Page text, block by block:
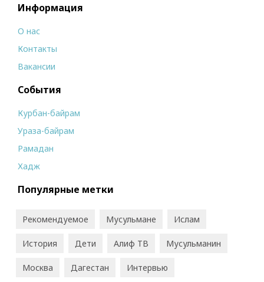
Информация
О нас
Контакты
Вакансии
События
Курбан-байрам
Ураза-байрам
Рамадан
Хадж
Популярные метки
Рекомендуемое Мусульмане Ислам
История Дети Алиф ТВ Мусульманин
Москва Дагестан Интервью